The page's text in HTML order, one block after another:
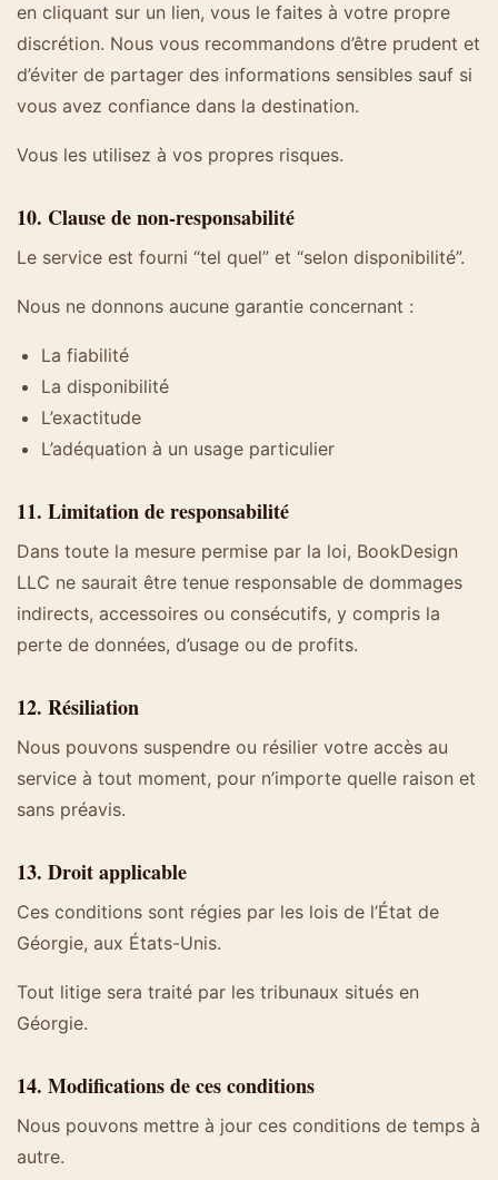
en cliquant sur un lien, vous le faites à votre propre
discrétion. Nous vous recommandons d’être prudent et
d’éviter de partager des informations sensibles sauf si
vous avez confiance dans la destination.
Vous les utilisez à vos propres risques.
10. Clause de non-responsabilité
Le service est fourni “tel quel” et “selon disponibilité”.
Nous ne donnons aucune garantie concernant :
La fiabilité
La disponibilité
L’exactitude
L’adéquation à un usage particulier
11. Limitation de responsabilité
Dans toute la mesure permise par la loi, BookDesign
LLC ne saurait être tenue responsable de dommages
indirects, accessoires ou consécutifs, y compris la
perte de données, d’usage ou de profits.
12. Résiliation
Nous pouvons suspendre ou résilier votre accès au
service à tout moment, pour n’importe quelle raison et
sans préavis.
13. Droit applicable
Ces conditions sont régies par les lois de l’État de
Géorgie, aux États-Unis.
Tout litige sera traité par les tribunaux situés en
Géorgie.
14. Modifications de ces conditions
Nous pouvons mettre à jour ces conditions de temps à
autre.